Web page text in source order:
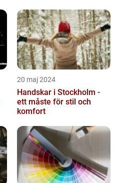
20 maj 2024
Handskar i Stockholm -
ett måste för stil och
komfort